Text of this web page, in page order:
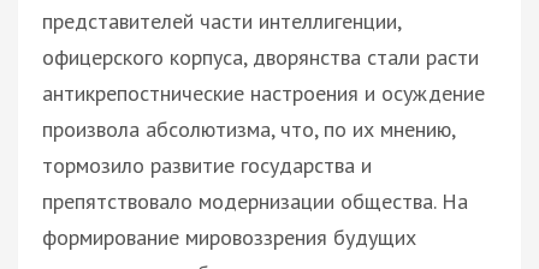
представителей части интеллигенции,
офицерского корпуса, дворянства стали расти
антикрепостнические настроения и осуждение
произвола абсолютизма, что, по их мнению,
тормозило развитие государства и
препятствовало модернизации общества. На
формирование мировоззрения будущих